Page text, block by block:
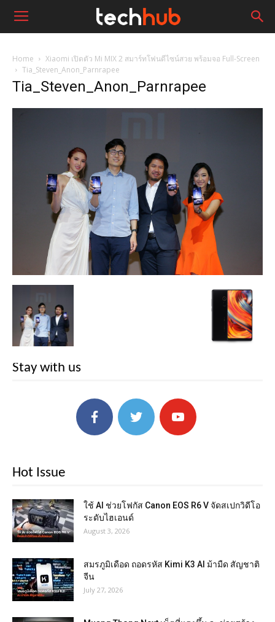
Home
Xiaomi เปิดตัว Mi MIX 2 สมาร์ทโฟนดีไซน์สวย พร้อมจอ Full-Screen
Tia_Steven_Anon_Parnrapee
Tia_Steven_Anon_Parnrapee
Stay with us
Hot Issue
ใช้ AI ช่วยโฟกัส Canon EOS R6 V จัดสเปกวิดีโอ
ระดับไฮเอนด์
August 3, 2026
สมรภูมิเดือด ถอดรหัส Kimi K3 AI ม้ามืด สัญชาติ
จีน
July 27, 2026